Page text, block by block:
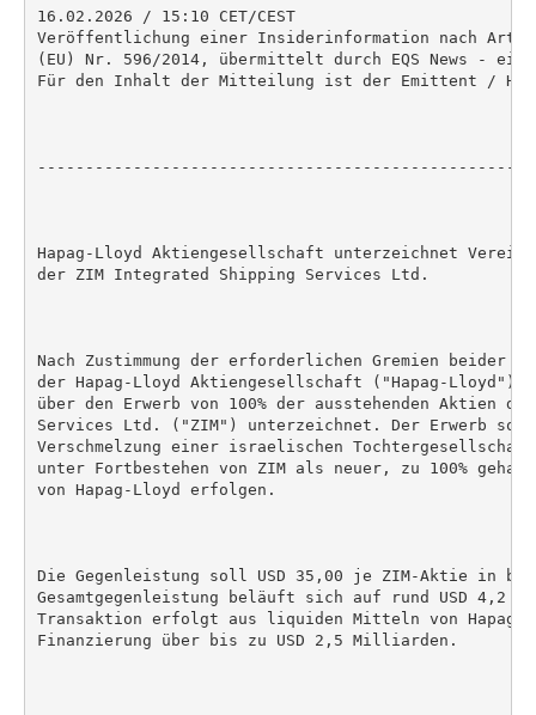
16.02.2026 / 15:10 CET/CEST
Veröffentlichung einer Insiderinformation nach
(EU) Nr. 596/2014, übermittelt durch EQS News - ein
Für den Inhalt der Mitteilung ist der Emittent /
Hapag-Lloyd Aktiengesellschaft unterzeichnet
der ZIM Integrated Shipping Services Ltd.
Nach Zustimmung der erforderlichen Gremien beider
der Hapag-Lloyd Aktiengesellschaft ("Hapag-Lloyd")
über den Erwerb von 100% der ausstehenden Aktien
Services Ltd. ("ZIM") unterzeichnet. Der Erwerb soll
Verschmelzung einer israelischen
unter Fortbestehen von ZIM als neuer, zu 100%
von Hapag-Lloyd erfolgen.
Die Gegenleistung soll USD 35,00 je ZIM-Aktie in
Gesamtgegenleistung beläuft sich auf rund USD 4,2
Transaktion erfolgt aus liquiden Mitteln von Hapag-
Finanzierung über bis zu USD 2,5 Milliarden.